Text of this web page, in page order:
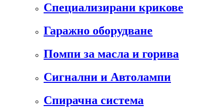
Специализирани крикове
Гаражно оборудване
Помпи за масла и горива
Сигнални и Автолампи
Спирачна система